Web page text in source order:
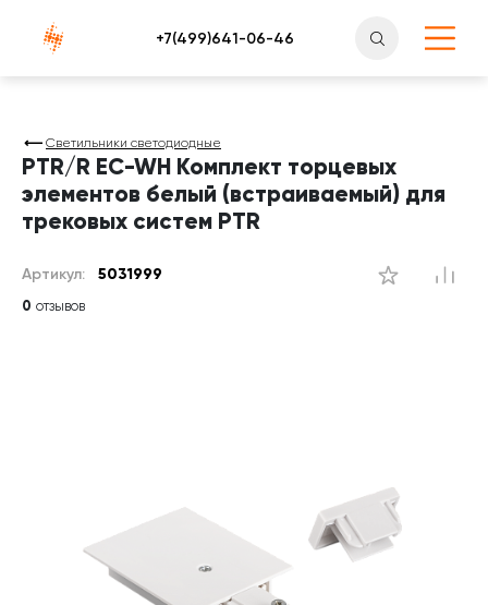
Атлантснаб
Светильники светодиодные
PTR/R EC-WH Комплект торцевых
элементов белый (встраиваемый) для
трековых систем PTR
Артикул: 5031999